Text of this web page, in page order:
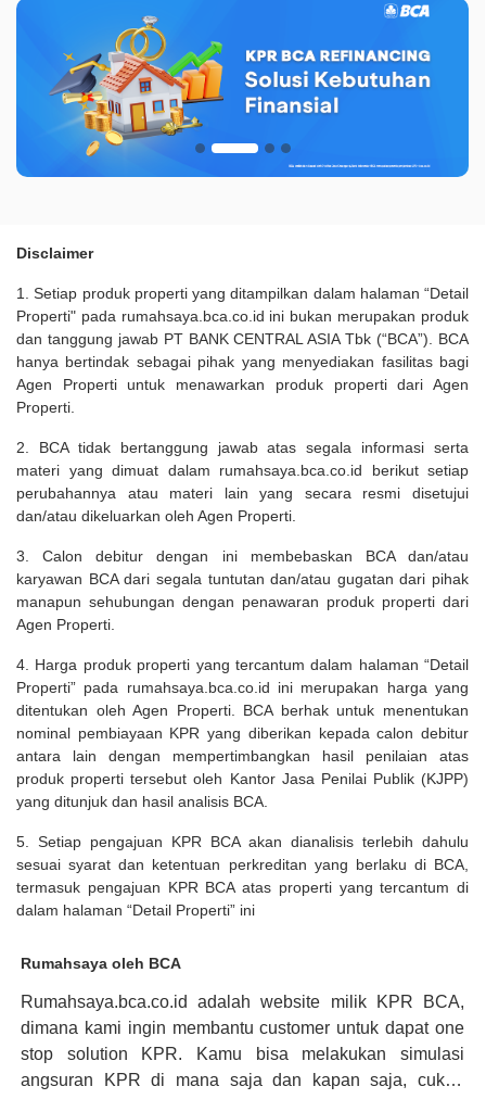
Disclaimer
1. Setiap produk properti yang ditampilkan dalam halaman “Detail
Properti" pada rumahsaya.bca.co.id ini bukan merupakan produk
dan tanggung jawab PT BANK CENTRAL ASIA Tbk (“BCA”). BCA
hanya bertindak sebagai pihak yang menyediakan fasilitas bagi
Agen Properti untuk menawarkan produk properti dari Agen
Properti.
2. BCA tidak bertanggung jawab atas segala informasi serta
materi yang dimuat dalam rumahsaya.bca.co.id berikut setiap
perubahannya atau materi lain yang secara resmi disetujui
dan/atau dikeluarkan oleh Agen Properti.
3. Calon debitur dengan ini membebaskan BCA dan/atau
karyawan BCA dari segala tuntutan dan/atau gugatan dari pihak
manapun sehubungan dengan penawaran produk properti dari
Agen Properti.
4. Harga produk properti yang tercantum dalam halaman “Detail
Properti” pada rumahsaya.bca.co.id ini merupakan harga yang
ditentukan oleh Agen Properti. BCA berhak untuk menentukan
nominal pembiayaan KPR yang diberikan kepada calon debitur
antara lain dengan mempertimbangkan hasil penilaian atas
produk properti tersebut oleh Kantor Jasa Penilai Publik (KJPP)
yang ditunjuk dan hasil analisis BCA.
5. Setiap pengajuan KPR BCA akan dianalisis terlebih dahulu
sesuai syarat dan ketentuan perkreditan yang berlaku di BCA,
termasuk pengajuan KPR BCA atas properti yang tercantum di
dalam halaman “Detail Properti” ini
Rumahsaya oleh BCA
Rumahsaya.bca.co.id adalah website milik KPR BCA,
dimana kami ingin membantu customer untuk dapat one
stop solution KPR. Kamu bisa melakukan simulasi
angsuran KPR di mana saja dan kapan saja, cukup